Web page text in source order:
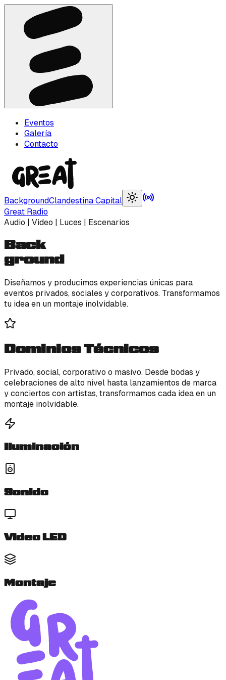
Eventos
Galería
Contacto
BackgroundClandestinaCapital
Great Radio
Audio | Video | Luces | Escenarios
Back
ground
Diseñamos y producimos experiencias únicas para
eventos privados, sociales y corporativos. Transformamos
tu idea en un montaje inolvidable.
Dominios Técnicos
Privado, social, corporativo o masivo. Desde bodas y
celebraciones de alto nivel hasta lanzamientos de marca
y conciertos con artistas, transformamos cada idea en un
montaje inolvidable.
Iluminación
Sonido
Video LED
Montaje